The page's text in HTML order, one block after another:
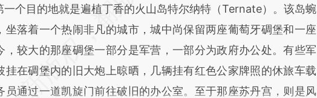
一个目的地就是遍植丁香的火山岛特尔纳特（Ternate）。该岛蜿
坐落着一个热闹非凡的城市，城中尚保留两座葡萄牙碉堡和一座
，较大的那座碉堡一部分是军营，一部分为政府办公处。有些军
挂在碉堡内的旧大炮上晾晒，几辆挂有红色公家牌照的休旅车载
员通过一道凯旋门前往破旧的办公室。至于那座苏丹宫，则是风